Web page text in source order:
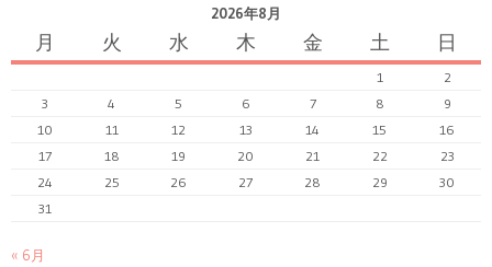
2026年8月
月 火 水 木 金 土 日
1
2
3
4 5 6 7 8
9
10
11 12 13 14 15
16
17
18 19 20 21 22
23
24
25 26 27 28 29
30
31
« 6月